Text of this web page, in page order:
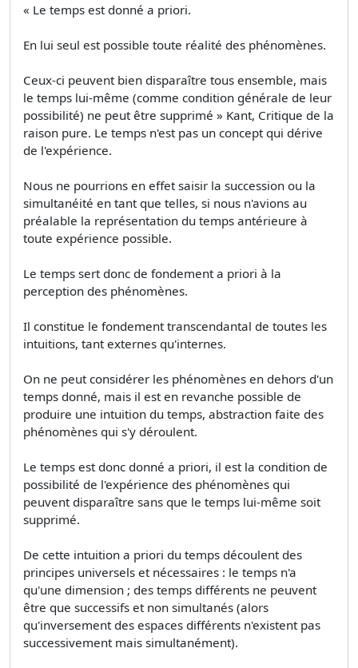
« Le temps est donné a priori.
En lui seul est possible toute réalité des phénomènes.
Ceux-ci peuvent bien disparaître tous ensemble, mais
le temps lui-même (comme condition générale de leur
possibilité) ne peut être supprimé » Kant, Critique de la
raison pure. Le temps n'est pas un concept qui dérive
de l'expérience.
Nous ne pourrions en effet saisir la succession ou la
simultanéité en tant que telles, si nous n'avions au
préalable la représentation du temps antérieure à
toute expérience possible.
Le temps sert donc de fondement a priori à la
perception des phénomènes.
Il constitue le fondement transcendantal de toutes les
intuitions, tant externes qu'internes.
On ne peut considérer les phénomènes en dehors d'un
temps donné, mais il est en revanche possible de
produire une intuition du temps, abstraction faite des
phénomènes qui s'y déroulent.
Le temps est donc donné a priori, il est la condition de
possibilité de l'expérience des phénomènes qui
peuvent disparaître sans que le temps lui-même soit
supprimé.
De cette intuition a priori du temps découlent des
principes universels et nécessaires : le temps n'a
qu'une dimension ; des temps différents ne peuvent
être que successifs et non simultanés (alors
qu'inversement des espaces différents n'existent pas
successivement mais simultanément).